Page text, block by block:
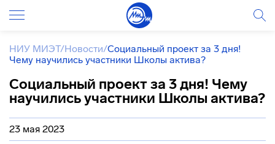
НИУ МИЭТ/Новости/Социальный проект за 3 дня!
Чему научились участники Школы актива?
Социальный проект за 3 дня! Чему
научились участники Школы актива?
23 мая 2023